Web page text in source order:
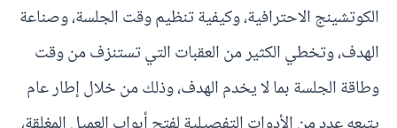
الكوتشينج الاحترافية، وكيفية تنظيم وقت الجلسة، وصناعة
الهدف، وتخطي الكثير من العقبات التي تستنزف من وقت
وطاقة الجلسة بما لا يخدم الهدف، وذلك من خلال إطار عام